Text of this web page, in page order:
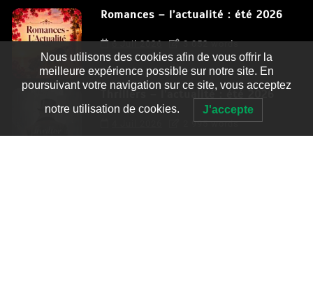
Romances – l’actualité : été 2026
6 Juil 2026 3 052 words
Thrillers – l’actualité : été 2026
2 995 words
Nous utilisons des cookies afin de vous offrir la
meilleure expérience possible sur notre site. En
poursuivant votre navigation sur ce site, vous acceptez
notre utilisation de cookies. J'accepte